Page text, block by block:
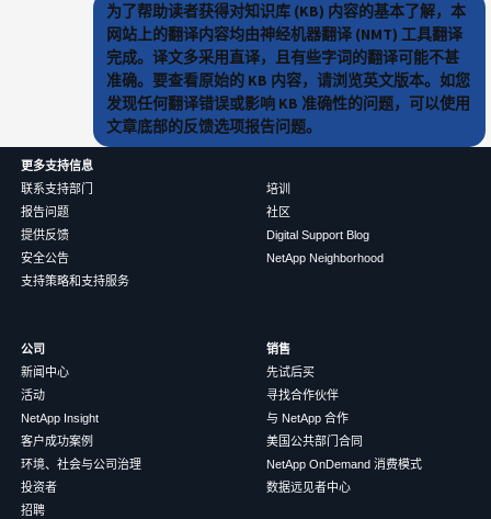
为了帮助读者获得对知识库 (KB) 内容的基本了解，本
网站上的翻译内容均由神经机器翻译 (NMT) 工具翻译
完成。译文多采用直译，且有些字词的翻译可能不甚
准确。要查看原始的 KB 内容，请浏览英文版本。如您
发现任何翻译错误或影响 KB 准确性的问题，可以使用
文章底部的反馈选项报告问题。
更多支持信息
联系支持部门
报告问题
提供反馈
安全公告
支持策略和支持服务
培训
社区
Digital Support Blog
NetApp Neighborhood
公司
新闻中心
活动
NetApp Insight
客户成功案例
环境、社会与公司治理
投资者
招聘
销售
先试后买
寻找合作伙伴
与 NetApp 合作
美国公共部门合同
NetApp OnDemand 消费模式
数据远见者中心